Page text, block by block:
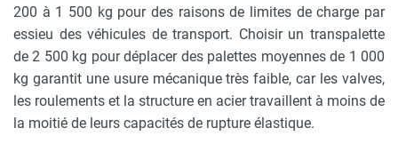
200 à 1 500 kg pour des raisons de limites de charge par
essieu des véhicules de transport. Choisir un transpalette
de 2 500 kg pour déplacer des palettes moyennes de 1 000
kg garantit une usure mécanique très faible, car les valves,
les roulements et la structure en acier travaillent à moins de
la moitié de leurs capacités de rupture élastique.